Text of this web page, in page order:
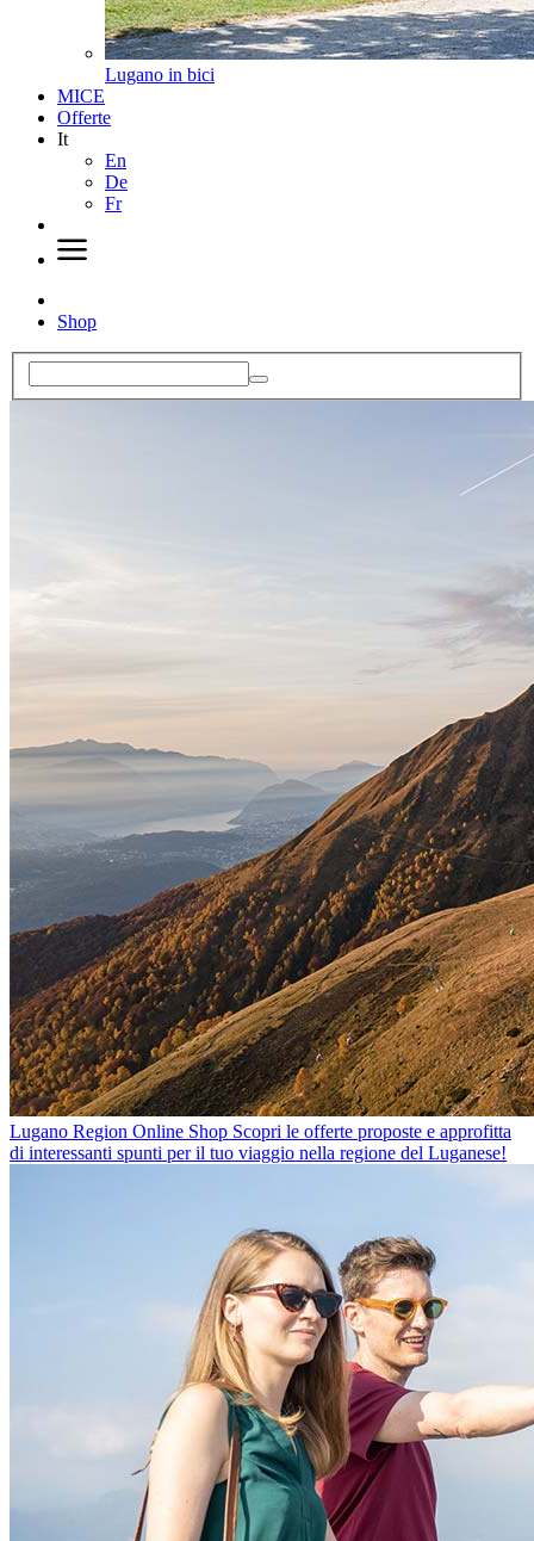
Lugano in bici
MICE
Offerte
It
En
De
Fr
Shop
Lugano Region Online Shop Scopri le offerte proposte e approfitta
di interessanti spunti per il tuo viaggio nella regione del Luganese!